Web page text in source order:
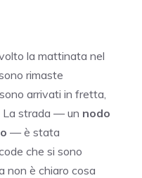
la mattinata nel
rimaste
arrivati in fretta,
La strada — un nodo
— è stata
che si sono
non è chiaro cosa